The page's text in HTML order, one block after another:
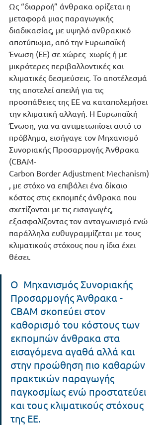
Ως “διαρροή” άνθρακα ορίζεται η
μεταφορά μιας παραγωγικής
διαδικασίας, με υψηλό ανθρακικό
αποτύπωμα, από την Ευρωπαϊκή
Ένωση (ΕΕ) σε χώρες  χωρίς ή με
μικρότερες περιβαλλοντικές και
κλιματικές δεσμεύσεις. Το αποτέλεσμά
της αποτελεί απειλή για τις
προσπάθειες της ΕΕ να καταπολεμήσει
την κλιματική αλλαγή. Η Ευρωπαϊκή
Ένωση, για να αντιμετωπίσει αυτό το
πρόβλημα, εισήγαγε τον Μηχανισμό
Συνοριακής Προσαρμογής Άνθρακα
(CBAM-
Carbon Border Adjustment Mechanism)
, με στόχο να επιβάλει ένα δίκαιο
κόστος στις εκπομπές άνθρακα που
σχετίζονται με τις εισαγωγές,
εξασφαλίζοντας τον ανταγωνισμό ενώ
παράλληλα ευθυγραμμίζεται με τους
κλιματικούς στόχους που η ίδια έχει
θέσει.
O  Μηχανισμός Συνοριακής
Προσαρμογής Άνθρακα -
CBAM σκοπεύει στον
καθορισμό του κόστους των
εκπομπών άνθρακα στα
εισαγόμενα αγαθά αλλά και
στην προώθηση πιο καθαρών
πρακτικών παραγωγής
παγκοσμίως ενώ προστατεύει
και τους κλιματικούς στόχους
της ΕΕ.